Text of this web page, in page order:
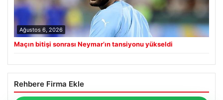
Ağustos 6, 2026
Maçın bitişi sonrası Neymar’ın tansiyonu yükseldi
Rehbere Firma Ekle